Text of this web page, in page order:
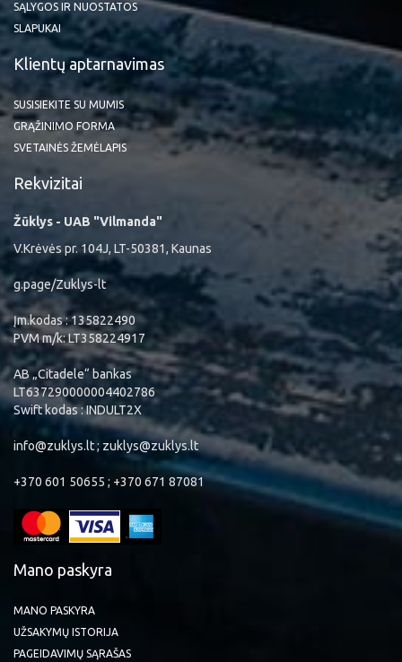
SĄLYGOS IR NUOSTATOS
SLAPUKAI
Klientų aptarnavimas
SUSISIEKITE SU MUMIS
GRĄŽINIMO FORMA
SVETAINĖS ŽEMĖLAPIS
Rekvizitai
Žūklys - UAB "Vilmanda"
V.Krėvės pr. 104J, LT-50381, Kaunas
g.page/Zuklys-lt
Įm.kodas : 135822490
PVM m/k: LT358224917
AB „Citadele“ bankas
LT637290000004402786
Swift kodas : INDULT2X
info@zuklys.lt ; zuklys@zuklys.lt
+370 601 50655 ; +370 671 87081
Mano paskyra
MANO PASKYRA
UŽSAKYMŲ ISTORIJA
PAGEIDAVIMŲ SĄRAŠAS